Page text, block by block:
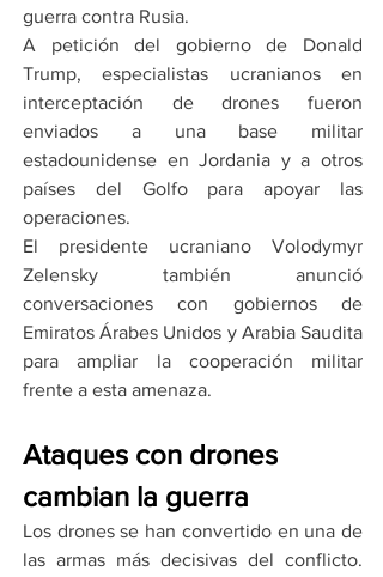
guerra contra Rusia.
A petición del gobierno de Donald
Trump, especialistas ucranianos en
interceptación de drones fueron
enviados a una base militar
estadounidense en Jordania y a otros
países del Golfo para apoyar las
operaciones.
El presidente ucraniano Volodymyr
Zelensky también anunció
conversaciones con gobiernos de
Emiratos Árabes Unidos y Arabia Saudita
para ampliar la cooperación militar
frente a esta amenaza.
Ataques con drones
cambian la guerra
Los drones se han convertido en una de
las armas más decisivas del conflicto.